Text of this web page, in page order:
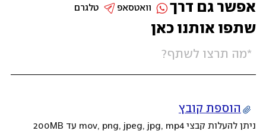
שתפו אותנו כאן
הוספת קובץ
ניתן להעלות קבצי mov, png, jpeg, jpg, mp4 עד 200MB
אפשר גם דרך טלגרם וואטסאפ